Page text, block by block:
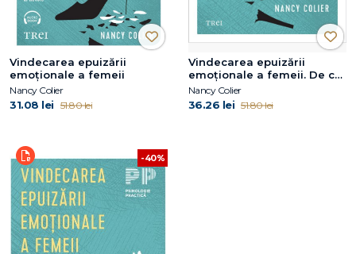
Vindecarea epuizării
emoționale a femeii
Nancy Colier
31.08 lei 51.80 lei
Vindecarea epuizării
emoționale a femeii. De ce
te simți secătuită și cum să
obții ceea ce ai nevoie
Nancy Colier
36.26 lei 51.80 lei
-40%